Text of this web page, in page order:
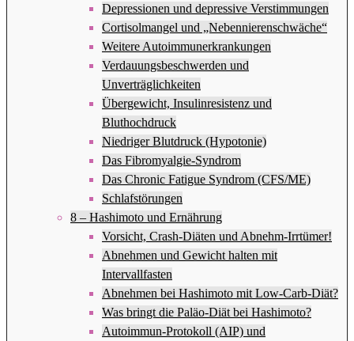
Depressionen und depressive Verstimmungen
Cortisolmangel und „Nebennierenschwäche“
Weitere Autoimmunerkrankungen
Verdauungsbeschwerden und
Unverträglichkeiten
Übergewicht, Insulinresistenz und
Bluthochdruck
Niedriger Blutdruck (Hypotonie)
Das Fibromyalgie-Syndrom
Das Chronic Fatigue Syndrom (CFS/ME)
Schlafstörungen
8 – Hashimoto und Ernährung
Vorsicht, Crash-Diäten und Abnehm-Irrtümer!
Abnehmen und Gewicht halten mit
Intervallfasten
Abnehmen bei Hashimoto mit Low-Carb-Diät?
Was bringt die Paläo-Diät bei Hashimoto?
Autoimmun-Protokoll (AIP) und